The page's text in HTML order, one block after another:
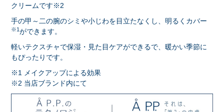
クリームです※2
手の甲～二の腕のシミや小じわを目立たなくし、明るくカバー
※1ができます。
軽いテクスチャで保湿・見た目ケアができるで、暖かい季節に
もぴったりです。
※1 メイクアップによる効果
※2 当店ブランド内にて